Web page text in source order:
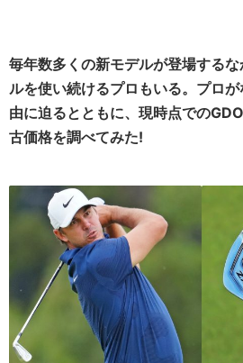
毎年数多くの新モデルが登場する
ルを使い続けるプロもいる。プロ
由に迫るとともに、現時点での
古価格を調べてみた!